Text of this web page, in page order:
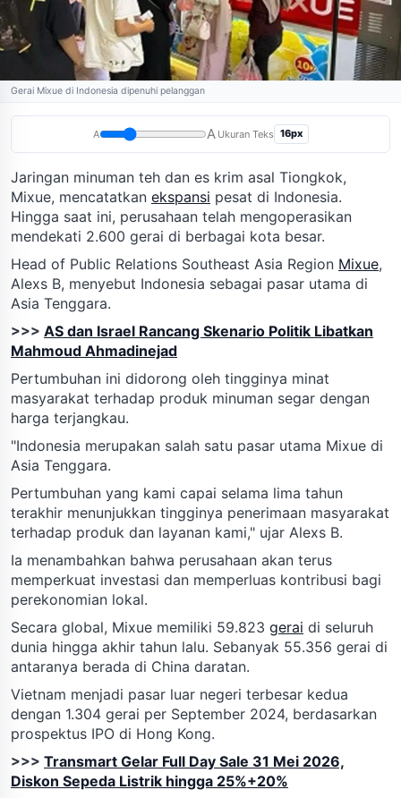
Gerai Mixue di Indonesia dipenuhi pelanggan
A A Ukuran Teks 16px
Jaringan minuman teh dan es krim asal Tiongkok,
Mixue, mencatatkan ekspansi pesat di Indonesia.
Hingga saat ini, perusahaan telah mengoperasikan
mendekati 2.600 gerai di berbagai kota besar.
Head of Public Relations Southeast Asia Region Mixue,
Alexs B, menyebut Indonesia sebagai pasar utama di
Asia Tenggara.
>>> AS dan Israel Rancang Skenario Politik Libatkan
Mahmoud Ahmadinejad
Pertumbuhan ini didorong oleh tingginya minat
masyarakat terhadap produk minuman segar dengan
harga terjangkau.
"Indonesia merupakan salah satu pasar utama Mixue di
Asia Tenggara.
Pertumbuhan yang kami capai selama lima tahun
terakhir menunjukkan tingginya penerimaan masyarakat
terhadap produk dan layanan kami," ujar Alexs B.
Ia menambahkan bahwa perusahaan akan terus
memperkuat investasi dan memperluas kontribusi bagi
perekonomian lokal.
Secara global, Mixue memiliki 59.823 gerai di seluruh
dunia hingga akhir tahun lalu. Sebanyak 55.356 gerai di
antaranya berada di China daratan.
Vietnam menjadi pasar luar negeri terbesar kedua
dengan 1.304 gerai per September 2024, berdasarkan
prospektus IPO di Hong Kong.
>>> Transmart Gelar Full Day Sale 31 Mei 2026,
Diskon Sepeda Listrik hingga 25%+20%